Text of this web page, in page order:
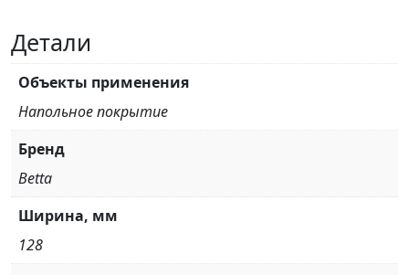
Детали
Объекты применения
Напольное покрытие
Бренд
Betta
Ширина, мм
128